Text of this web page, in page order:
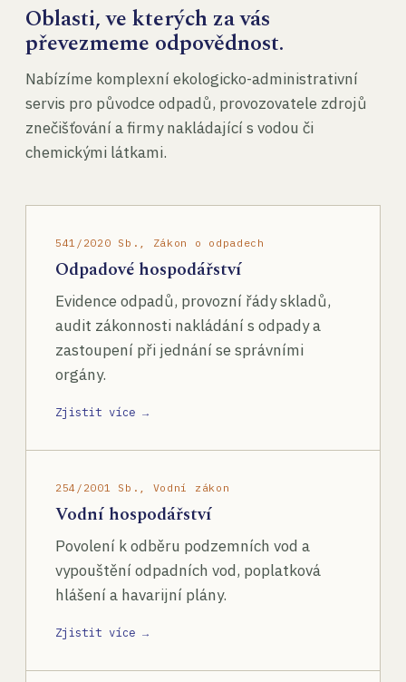
Oblasti, ve kterých za vás
převezmeme odpovědnost.
Nabízíme komplexní ekologicko-administrativní
servis pro původce odpadů, provozovatele zdrojů
znečišťování a firmy nakládající s vodou či
chemickými látkami.
541/2020 Sb., Zákon o odpadech
Odpadové hospodářství
Evidence odpadů, provozní řády skladů,
audit zákonnosti nakládání s odpady a
zastoupení při jednání se správními
orgány.
Zjistit více →
254/2001 Sb., Vodní zákon
Vodní hospodářství
Povolení k odběru podzemních vod a
vypouštění odpadních vod, poplatková
hlášení a havarijní plány.
Zjistit více →